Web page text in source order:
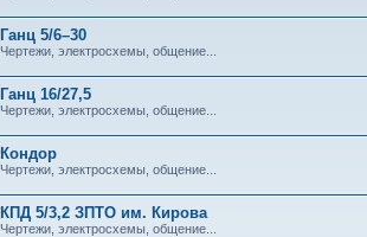
Ганц 5/6–30
Чертежи, электросхемы, общение...
Ганц 16/27,5
Чертежи, электросхемы, общение...
Кондор
Чертежи, электросхемы, общение...
КПД 5/3,2 ЗПТО им. Кирова
Чертежи, электросхемы, общение...